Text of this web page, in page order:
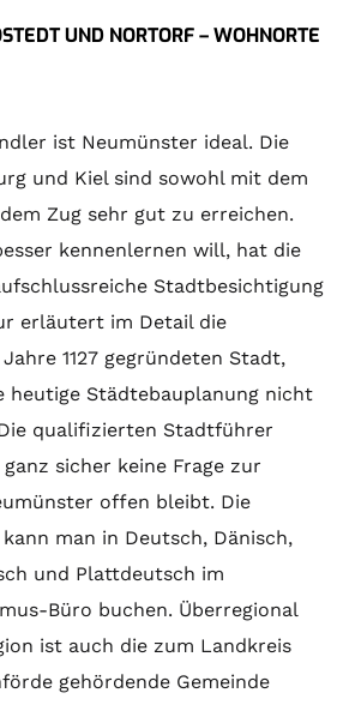
UND NORTORF – WOHNORTE
ist Neumünster ideal. Die
und Kiel sind sowohl mit dem
Zug sehr gut zu erreichen.
kennenlernen will, hat die
Stadtbesichtigung
erläutert im Detail die
1127 gegründeten Stadt,
heutige Städtebauplanung nicht
qualifizierten Stadtführer
sicher keine Frage zur
offen bleibt. Die
man in Deutsch, Dänisch,
und Plattdeutsch im
Büro buchen. Überregional
ist auch die zum Landkreis
gehördende Gemeinde